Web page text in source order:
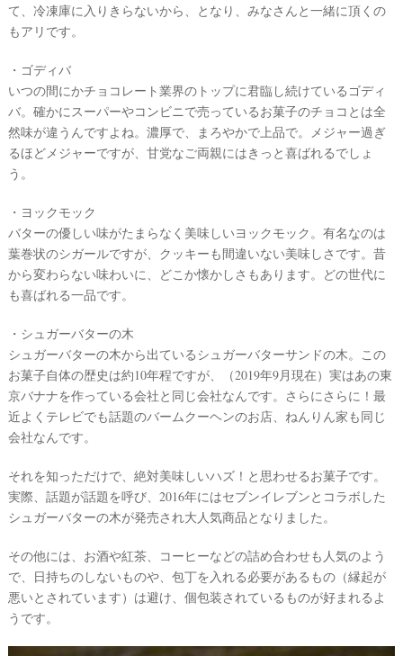
て、冷凍庫に入りきらないから、となり、みなさんと一緒に頂くの
もアリです。
・ゴディバ
いつの間にかチョコレート業界のトップに君臨し続けているゴディ
バ。確かにスーパーやコンビニで売っているお菓子のチョコとは全
然味が違うんですよね。濃厚で、まろやかで上品で。メジャー過ぎ
るほどメジャーですが、甘党なご両親にはきっと喜ばれるでしょ
う。
・ヨックモック
バターの優しい味がたまらなく美味しいヨックモック。有名なのは
葉巻状のシガールですが、クッキーも間違いない美味しさです。昔
から変わらない味わいに、どこか懐かしさもあります。どの世代に
も喜ばれる一品です。
・シュガーバターの木
シュガーバターの木から出ているシュガーバターサンドの木。この
お菓子自体の歴史は約10年程ですが、（2019年9月現在）実はあの東
京バナナを作っている会社と同じ会社なんです。さらにさらに！最
近よくテレビでも話題のバームクーヘンのお店、ねんりん家も同じ
会社なんです。
それを知っただけで、絶対美味しいハズ！と思わせるお菓子です。
実際、話題が話題を呼び、2016年にはセブンイレブンとコラボした
シュガーバターの木が発売され大人気商品となりました。
その他には、お酒や紅茶、コーヒーなどの詰め合わせも人気のよう
で、日持ちのしないものや、包丁を入れる必要があるもの（縁起が
悪いとされています）は避け、個包装されているものが好まれるよ
うです。